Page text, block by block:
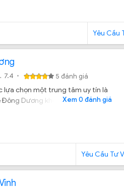
Yêu Cầu
12, TP.HCM 7.4
5 đánh giá
lựa chọn một trung tâm uy tín là
Đông Dương không?Xem 0 đánh giá
Yêu Cầu Tư